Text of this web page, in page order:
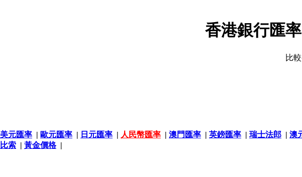
香港銀行匯
比
美元匯率 | 歐元匯率 | 日元匯率 | 人民幣匯率 | 澳門匯率 | 英鎊匯率 | 瑞士法郎 | 澳
比索 | 黃金價格|